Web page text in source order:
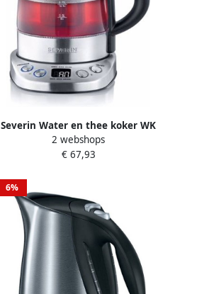
Severin Water en thee koker WK
3473 1 l tot 1 l water of 0 75 l
thee met theezeef inclusief 5
2 webshops
€ 67,93
6%